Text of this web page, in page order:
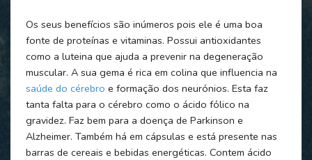
Os seus benefícios são inúmeros pois ele é uma boa
fonte de proteínas e vitaminas. Possui antioxidantes
como a luteina que ajuda a prevenir na degeneração
muscular. A sua gema é rica em colina que influencia na
saúde do cérebro e formação dos neurónios. Esta faz
tanta falta para o cérebro como o ácido fólico na
gravidez. Faz bem para a doença de Parkinson e
Alzheimer. Também há em cápsulas e está presente nas
barras de cereais e bebidas energéticas. Contem ácido